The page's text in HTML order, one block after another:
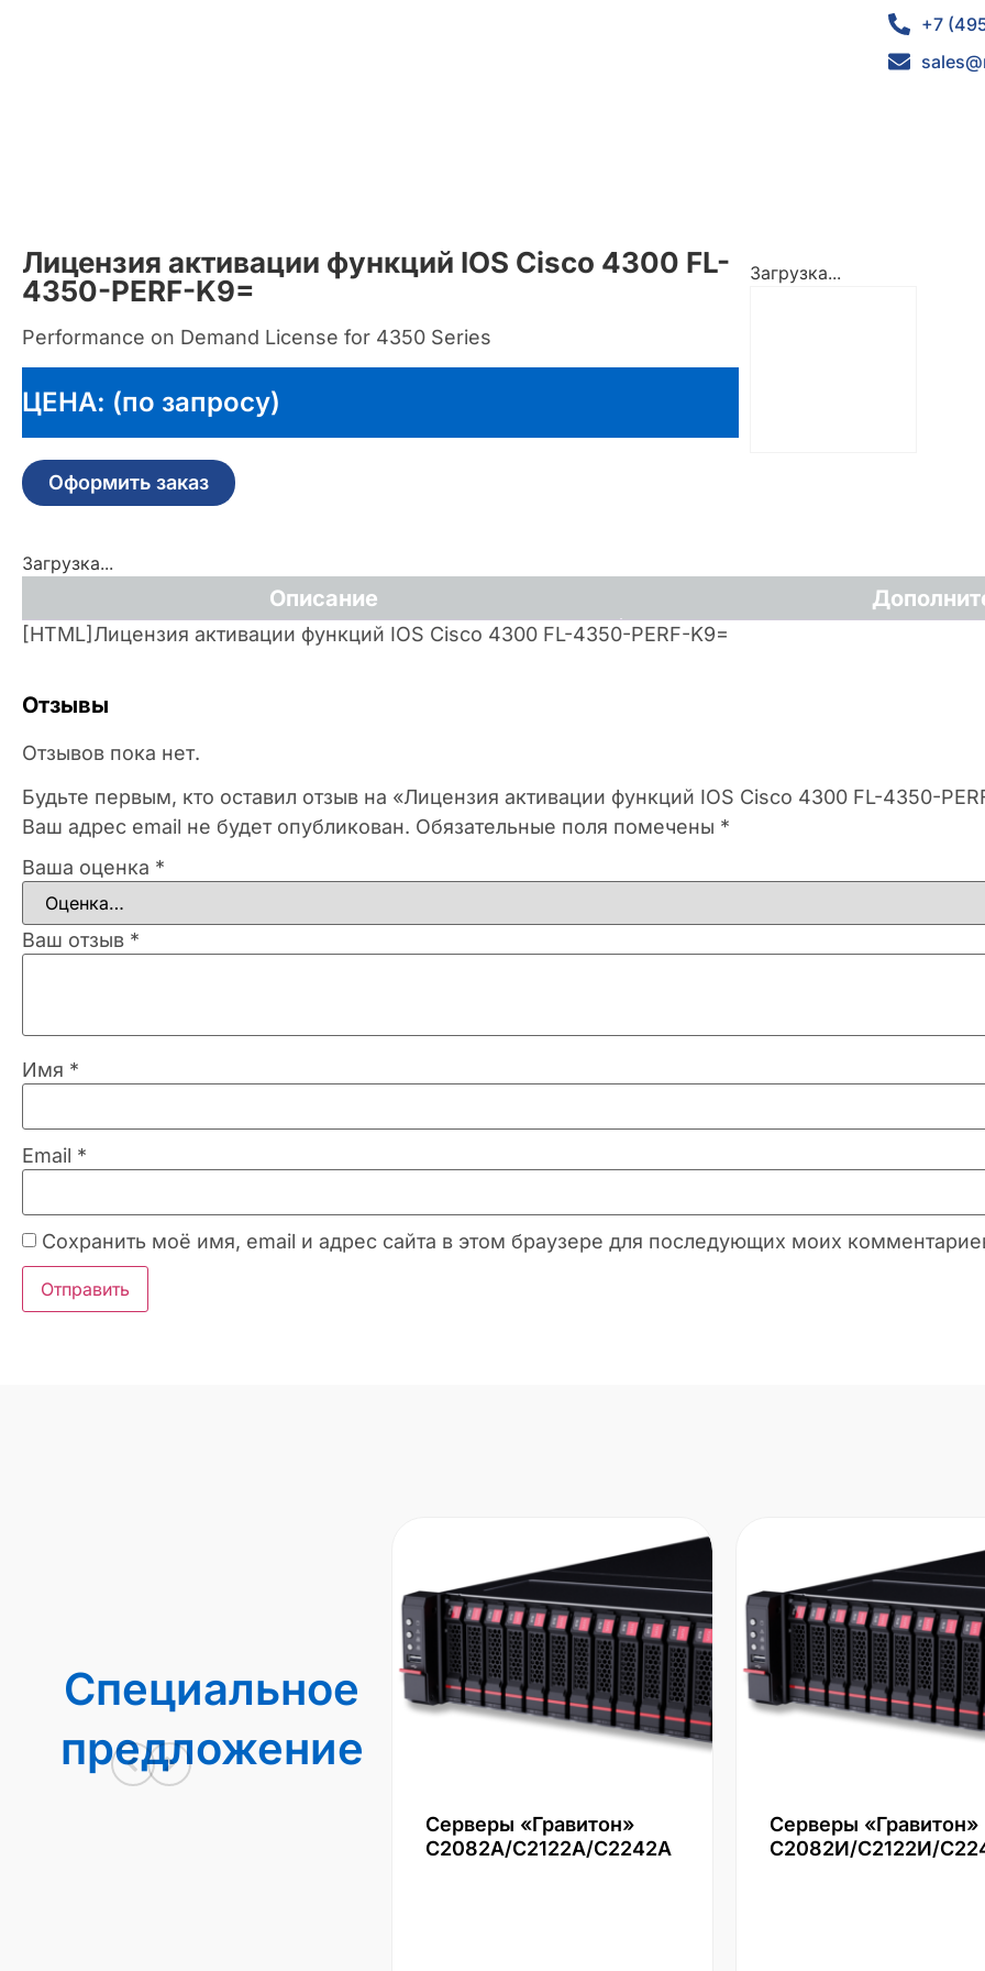
+7
Лицензия активации функций IOS Cisco 4300 FL-
4350-PERF-K9=
Performance on Demand License for 4350 Series
ЦЕНА: (по запросу)
Оформить заказ
Загрузка...
Загрузка...
Описание
[HTML]Лицензия активации функций IOS Cisco 4300 FL-4350-PERF-K9=
Отзывы
Отзывов пока нет.
Будьте первым, кто оставил отзыв на «Лицензия активации функций IOS Cisco 4300 FL-4350-
Ваш адрес email не будет опубликован. Обязательные поля помечены *
Ваша оценка *
Ваш отзыв *
Имя *
Email *
Сохранить моё имя, email и адрес сайта в этом браузере для последующих моих
Специальное
предложение
Серверы «Гравитон»
С2082А/С2122А/С2242А
Серверы «Гравитон»
С2082И/С2122И/